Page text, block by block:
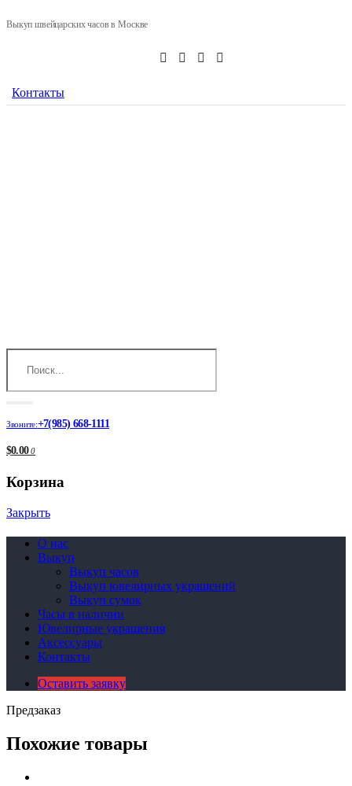
Выкуп швейцарских часов в Москве
Контакты
Звоните:+7(985) 668-1111
$0.00 0
Корзина
Закрыть
О нас
Выкуп
Выкуп часов
Выкуп ювелирных украшений
Выкуп сумок
Часы в наличии
Ювелирные украшения
Аксессуары
Контакты
Оставить заявку
Предзаказ
Похожие товары